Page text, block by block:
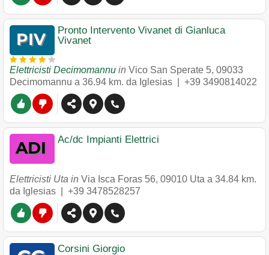
Pronto Intervento Vivanet di Gianluca
Vivanet
Elettricisti Decimomannu in Vico San Sperate 5, 09033
Decimomannu a 36.94 km. da Iglesias | +39 3490814022
Ac/dc Impianti Elettrici
Elettricisti Uta in Via Isca Foras 56, 09010 Uta a 34.84 km.
da Iglesias | +39 3478528257
Corsini Giorgio